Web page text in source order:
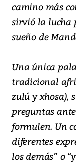
camino más
sirvió la lucha
sueño de
Una única
tradicional
zulú y xhosa),
preguntas
formulen. Un
diferentes
los demás” o